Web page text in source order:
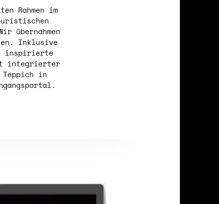
Rahmen im
übernahmen
Inklusive
inspirierte
integrierter
Teppich in